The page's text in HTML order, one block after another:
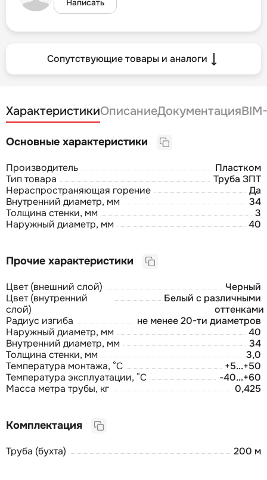
Написать
Сопутствующие товары и аналоги
ХарактеристикиОписаниеДокументация
Основные характеристики
Производитель
Пластком
Тип товара
Труба ЗПТ
Нераспространяющая горение
Да
Внутренний диаметр, мм
34
Толщина стенки, мм
3
Наружный диаметр, мм
40
Прочие характеристики
Цвет (внешний слой)
Черный
Цвет (внутренний
слой)
Белый с различными
оттенками
Радиус изгиба
не менее 20-ти диаметров
Наружный диаметр, мм
40
Внутренний диаметр, мм
34
Толщина стенки, мм
3,0
Температура монтажа, °C
+5...+50
Температура эксплуатации, °C
-40...+60
Масса метра трубы, кг
0,425
Комплектация
Труба (бухта) 200 м